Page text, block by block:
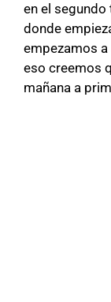
en el segundo
donde
empezamos a
eso creemos
mañana a